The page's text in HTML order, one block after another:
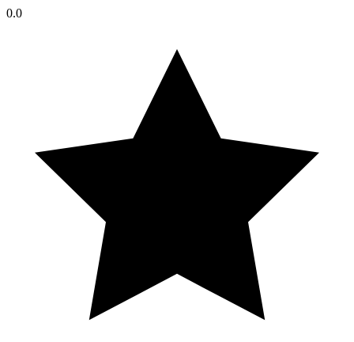
0.0